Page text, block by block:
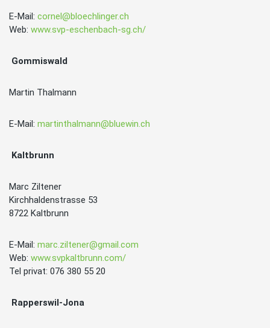
E-Mail: cornel@bloechlinger.ch
Web: www.svp-eschenbach-sg.ch/
Gommiswald
Martin Thalmann
E-Mail: martinthalmann@bluewin.ch
Kaltbrunn
Marc Ziltener
Kirchhaldenstrasse 53
8722 Kaltbrunn
E-Mail: marc.ziltener@gmail.com
Web: www.svpkaltbrunn.com/
Tel privat: 076 380 55 20
Rapperswil-Jona